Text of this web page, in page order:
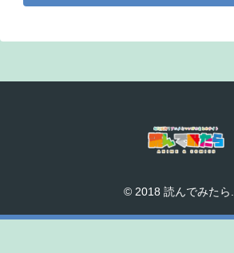
© 2018 読んでみたら.